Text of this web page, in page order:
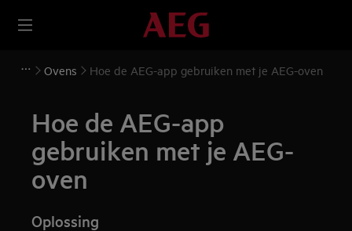
Ovens Hoe de AEG-app gebruiken met je AEG-oven
Hoe de AEG-app
gebruiken met je AEG-
oven
Oplossing